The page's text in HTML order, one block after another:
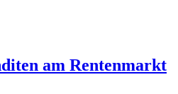
am Rentenmarkt